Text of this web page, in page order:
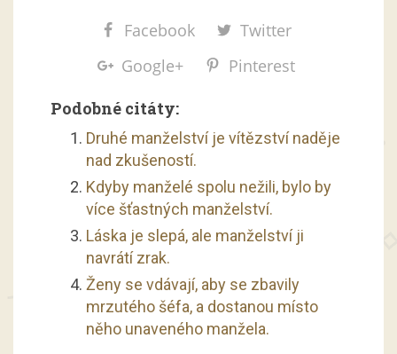
Facebook
Twitter
Google+
Pinterest
Podobné citáty:
Druhé manželství je vítězství naděje
nad zkušeností.
Kdyby manželé spolu nežili, bylo by
více šťastných manželství.
Láska je slepá, ale manželství ji
navrátí zrak.
Ženy se vdávají, aby se zbavily
mrzutého šéfa, a dostanou místo
něho unaveného manžela.